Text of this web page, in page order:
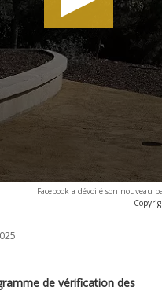
Facebook a dévoilé son nouveau
de vérification des